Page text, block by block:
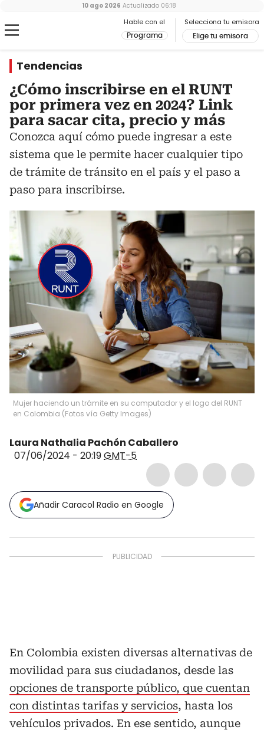
Hable con el
Programa
Selecciona tu emisora
Elige tu emisora
10 ago 2026 Actualizado 06:18
Tendencias
¿Cómo inscribirse en el RUNT
por primera vez en 2024? Link
para sacar cita, precio y más
Conozca aquí cómo puede ingresar a este
sistema que le permite hacer cualquier tipo
de trámite de tránsito en el país y el paso a
paso para inscribirse.
Mujer haciendo un trámite en su computador y el logo del RUNT
en Colombia (Fotos vía Getty Images)
Laura Nathalia Pachón Caballero
07/06/2024 - 20:19GMT-5
Añadir Caracol Radio en Google
En Colombia existen diversas alternativas de
movilidad para sus ciudadanos, desde las
opciones de transporte público, que cuentan
con distintas tarifas y servicios, hasta los
vehículos privados. En ese sentido, aunque